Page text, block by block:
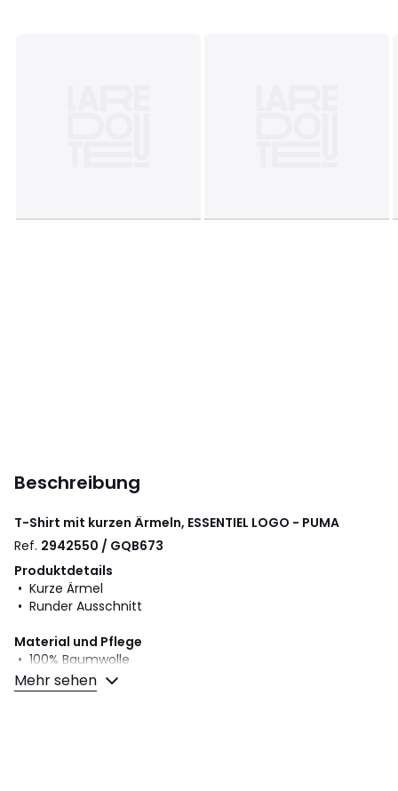
Beschreibung
T-Shirt mit kurzen Ärmeln, ESSENTIEL LOGO - PUMA
Ref. 2942550 / GQB673
Produktdetails
• Kurze Ärmel
• Runder Ausschnitt
Material und Pflege
• 100% Baumwolle
• Bitte beachten Sie die Pflegehinweise auf dem Etikett
Mehr sehen